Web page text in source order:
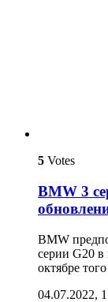
5 Votes
BMW 3
BMW
серии G20 в
октябре
04.07.2022,